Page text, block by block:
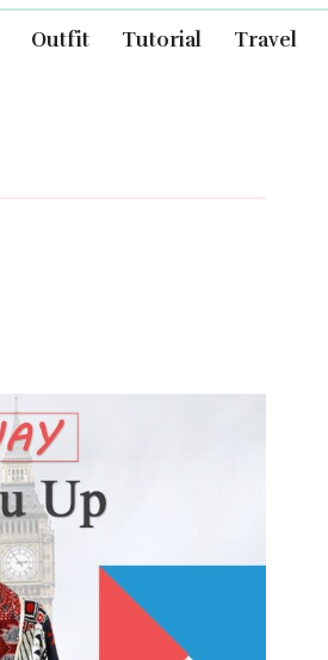
Outfit Tutorial Travel